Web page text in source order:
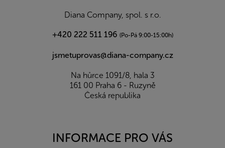
Diana Company, spol. s r.o.
+420 222 511 196 (Po-Pá 9:00-15:00h)
jsmetuprovas@diana-company.cz
Na hůrce 1091/8, hala 3
161 00 Praha 6 - Ruzyně
Česká republika
INFORMACE PRO VÁS